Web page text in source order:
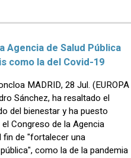
Agencia de Salud Pública
como la del Covid-19
MADRID, 28 Jul. (EUROPA
Sánchez, ha resaltado el
del bienestar y ha puesto
Congreso de la Agencia
fin de "fortalecer una
como la de la pandemia